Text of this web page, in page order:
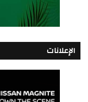
الإعلانات